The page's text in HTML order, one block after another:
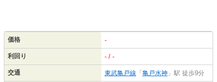
価格 -
利回り - / -
交通 東武亀戸線 「 亀戸水神 」駅 徒歩9分